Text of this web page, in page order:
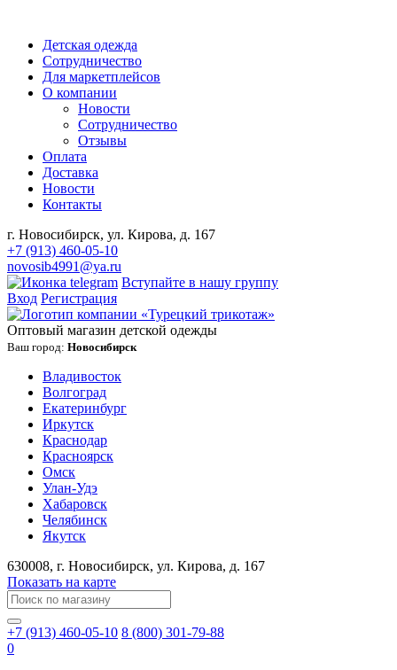
Детская одежда
Сотрудничество
Для маркетплейсов
О компании
Новости
Сотрудничество
Отзывы
Оплата
Доставка
Новости
Контакты
г. Новосибирск, ул. Кирова, д. 167
+7 (913) 460-05-10
novosib4991@ya.ru
Вступайте в нашу группу
Вход Регистрация
Оптовый магазин детской одежды
Ваш город: Новосибирск
Владивосток
Волгоград
Екатеринбург
Иркутск
Краснодар
Красноярск
Омск
Улан-Удэ
Хабаровск
Челябинск
Якутск
630008, г. Новосибирск, ул. Кирова, д. 167
Показать на карте
+7 (913) 460-05-10 8 (800) 301-79-88
0